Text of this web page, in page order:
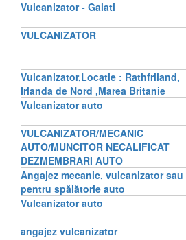
Vulcanizator - Galati
VULCANIZATOR
Vulcanizator,Locatie : Rathfriland,
Irlanda de Nord ,Marea Britanie
Vulcanizator auto
VULCANIZATOR/MECANIC
AUTO/MUNCITOR NECALIFICAT
DEZMEMBRARI AUTO
Angajez mecanic, vulcanizator sau
pentru spălătorie auto
Vulcanizator auto
angajez vulcanizator